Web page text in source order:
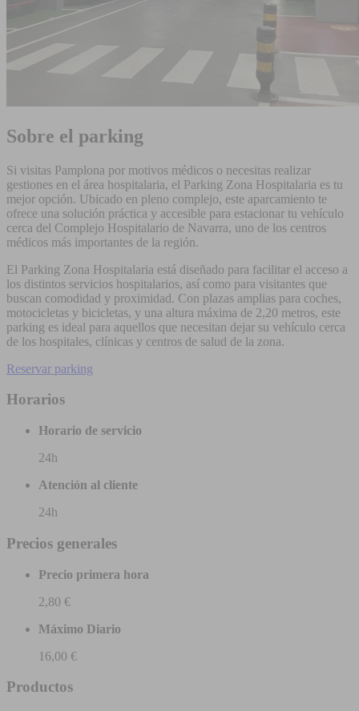
Sobre el parking
Si visitas Pamplona por motivos médicos o necesitas realizar
gestiones en el área hospitalaria, el Parking Zona Hospitalaria es tu
mejor opción. Ubicado en pleno complejo, este aparcamiento te
ofrece una solución práctica y accesible para estacionar tu vehículo
cerca del Complejo Hospitalario de Navarra, uno de los centros
médicos más importantes de la región.
El Parking Zona Hospitalaria está diseñado para facilitar el acceso a
los distintos servicios hospitalarios, así como para visitantes que
buscan comodidad y proximidad. Con plazas amplias para coches,
motocicletas y bicicletas, y una altura máxima de 2,20 metros, este
parking es ideal para aquellos que necesitan dejar su vehículo cerca
de los hospitales, clínicas y centros de salud de la zona.
Reservar parking
Horarios
Horario de servicio
24h
Atención al cliente
24h
Precios generales
Precio primera hora
2,80 €
Máximo Diario
16,00 €
Productos